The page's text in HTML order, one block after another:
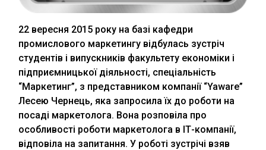
22 вересня 2015 року на базі кафедри
промислового маркетингу відбулась зустріч
студентів і випускників факультету економіки і
підприємницької діяльності, спеціальність
“Маркетинг”, з представником компанії “Yaware”
Лесею Чернець, яка запросила їх до роботи на
посаді маркетолога. Вона розповіла про
особливості роботи маркетолога в ІТ-компанії,
відповіла на запитання. У роботі зустрічі взяв